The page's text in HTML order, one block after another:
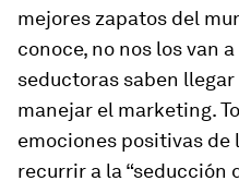
mejores zapatos del
conoce, no nos los van
seductoras saben
manejar el marketing.
emociones positivas de
recurrir a la “seducción